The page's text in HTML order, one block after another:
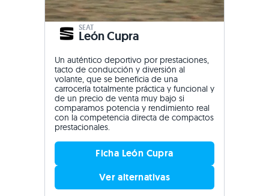
SEAT
León Cupra
Un auténtico deportivo por prestaciones,
tacto de conducción y diversión al
volante, que se beneficia de una
carrocería totalmente práctica y funcional y
de un precio de venta muy bajo si
comparamos potencia y rendimiento real
con la competencia directa de compactos
prestacionales.
Ficha León Cupra
Ver alternativas